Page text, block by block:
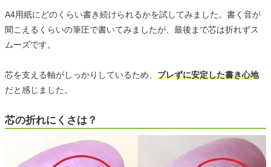
A4用紙にどのくらい書き続けられるかを試してみました。書く音が
聞こえるくらいの筆圧で書いてみましたが、最後まで芯は折れずス
ムーズです。
芯を支える軸がしっかりしているため、 ブレずに安定した書き心地
だと感じました。
芯の折れにくさは？